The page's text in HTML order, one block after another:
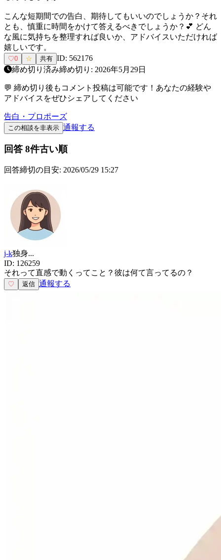
こんな短期間での告白、期待してもいいのでしょうか？それ
とも、慎重に時間をかけて答えるべきでしょうか？💕 どん
な風に気持ちを整理すれば良いか、アドバイスいただければ
嬉しいです。
♡0 ☆ 共有 ID: 562176
締め切り済み締め切り: 2026年5月29日
💬 締め切り後もコメント投稿は可能です！あなたの経験や
アドバイスをぜひシェアしてください
告白・プロポーズ
この相談を非表示 通報する
回答 8件古い順
回答締切の目安: 2026/05/29 15:27
j-k独身...
ID: 126259
それって直感で動くってこと？彼は何て言ってるの？
♡ 返信 通報する